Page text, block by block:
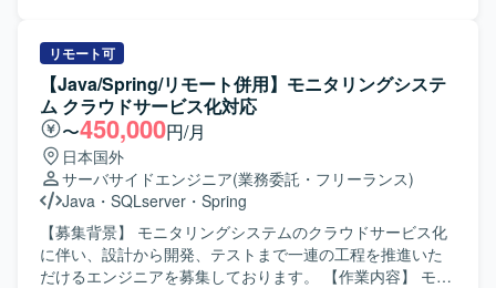
施、プログラミング、単体テスト、結合・総合テスト、リ
リースおよび各種ドキュメント作成を行っていただきま
す。開発ではAI（Cloud Code）を活用して製造を実施いた
します。 【求める人物像】 主体的にコミュニケーションを
取りながら業務を推進できる方を求めております。 【ポジ
ションの魅力】 モニタリングシステムのクラウドサービス
化という上流工程からリリースまで一連の工程に携わるこ
とができ、設計からテストまで幅広い経験を積むことがで
きます。AI（Cloud Code）を活用した開発に関わること
で、新しい開発手法にも触れていただけます。 【開発環
境】 Java、Spring、SQL、AI（Cloud Code）などを用いた
リモート可
【Java/Spring/リモート併用】モニタリングシステ
ム クラウドサービス化対応
〜450,000円/月
日本国外
サーバサイドエンジニア(業務委託・フリーランス)
Java ・ SQLserver ・ Spring
【募集背景】 モニタリングシステムのクラウドサービス化
に伴い、設計から開発、テストまで一連の工程を推進いた
だけるエンジニアを募集しております。 【作業内容】 モニ